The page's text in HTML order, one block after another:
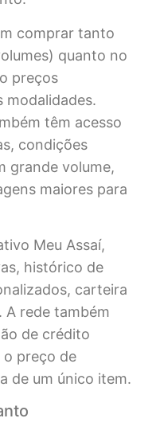
comprar tanto
quanto no
preços
modalidades.
têm acesso
condições
grande volume,
maiores para
Meu Assaí,
histórico de
carteira
A rede também
de crédito
preço de
de um único item.